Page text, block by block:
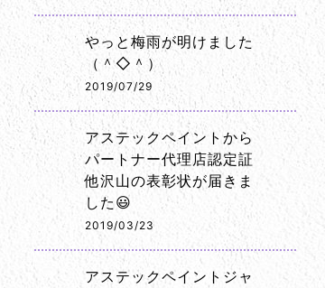
やっと梅雨が明けました
（＾◇＾）
2019/07/29
アステックペイントから
パートナー代理店認定証
他沢山の表彰状が届きま
した😃
2019/03/23
アステックペイントジャ